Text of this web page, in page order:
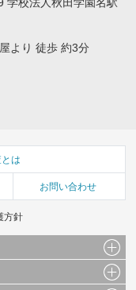
より 徒歩 約3分
は
お問い合わせ
方針
画像データ等）及びこれらの配